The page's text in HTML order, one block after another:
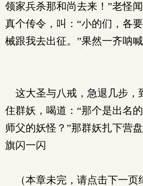
领家兵杀那和尚去来！”老怪
真个传令，叫：“小的们，各
械跟我去出征。”果然一齐呐喊
这大圣与八戒，急退几步，
住群妖，喝道：“那个是出名
师父的妖怪？”那群妖扎下营
旗闪一闪
（本章未完，请点击下一页